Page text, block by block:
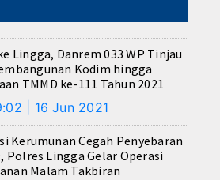
Lingga, Danrem 033 WP Tinjau
Kodim hingga
TMMD ke-111 Tahun 2021
| 16 Jun 2021
Kerumunan Cegah Penyebaran
Polres Lingga Gelar Operasi
Malam Takbiran